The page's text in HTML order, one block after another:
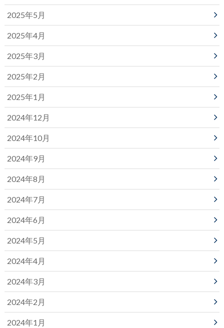
2025年5月
2025年4月
2025年3月
2025年2月
2025年1月
2024年12月
2024年10月
2024年9月
2024年8月
2024年7月
2024年6月
2024年5月
2024年4月
2024年3月
2024年2月
2024年1月